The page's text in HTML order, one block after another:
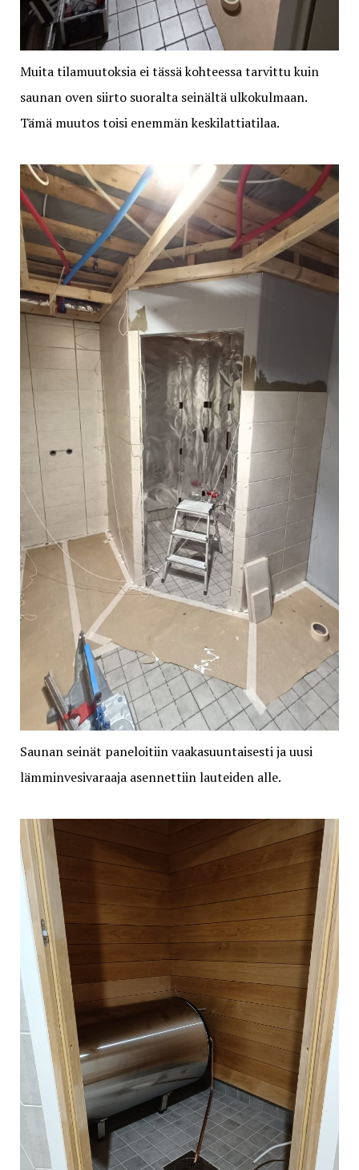
Muita tilamuutoksia ei tässä kohteessa tarvittu kuin
saunan oven siirto suoralta seinältä ulkokulmaan.
Tämä muutos toisi enemmän keskilattiatilaa.
Saunan seinät paneloitiin vaakasuuntaisesti ja uusi
lämminvesivaraaja asennettiin lauteiden alle.